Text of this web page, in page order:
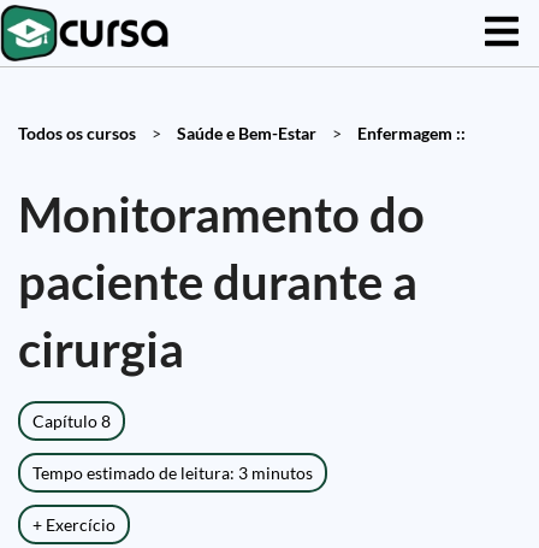
Todos os cursos > Saúde e Bem-Estar > Enfermagem ::
Monitoramento do
paciente durante a
cirurgia
Capítulo 8
Tempo estimado de leitura: 3 minutos
+ Exercício